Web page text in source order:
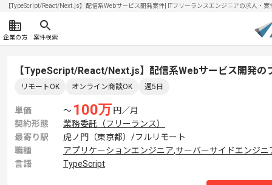
【TypeScript/React/Next.js】配信系Webサービス開発案件| ITフリーランスエンジニアの求人・
企業の方 案件検索
【TypeScript/React/Next.js】配信系Webサービス開発の
リモートOK オンライン商談OK 週5日
単価 〜 100万 円／月
契約形態
業務委託（フリーランス）
最寄り駅
虎ノ門（東京都）/フルリモート
職種
アプリケーションエンジニア,サーバーサイドエンジニ
言語
TypeScript